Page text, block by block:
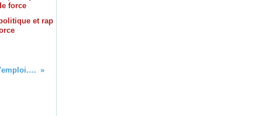
et rap
Retraites MEDEF- Macron, Mode d'emploi. connaitre pour combattre